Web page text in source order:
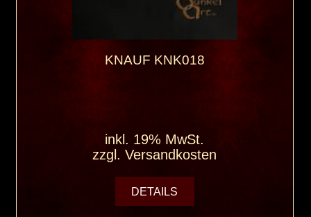
KNAUF KNK018
inkl. 19% MwSt.
zzgl.Versandkosten
DETAILS